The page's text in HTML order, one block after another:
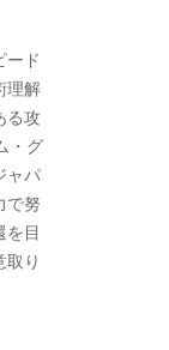
ード
理解
る攻
・グ
ャパ
で努
を目
り